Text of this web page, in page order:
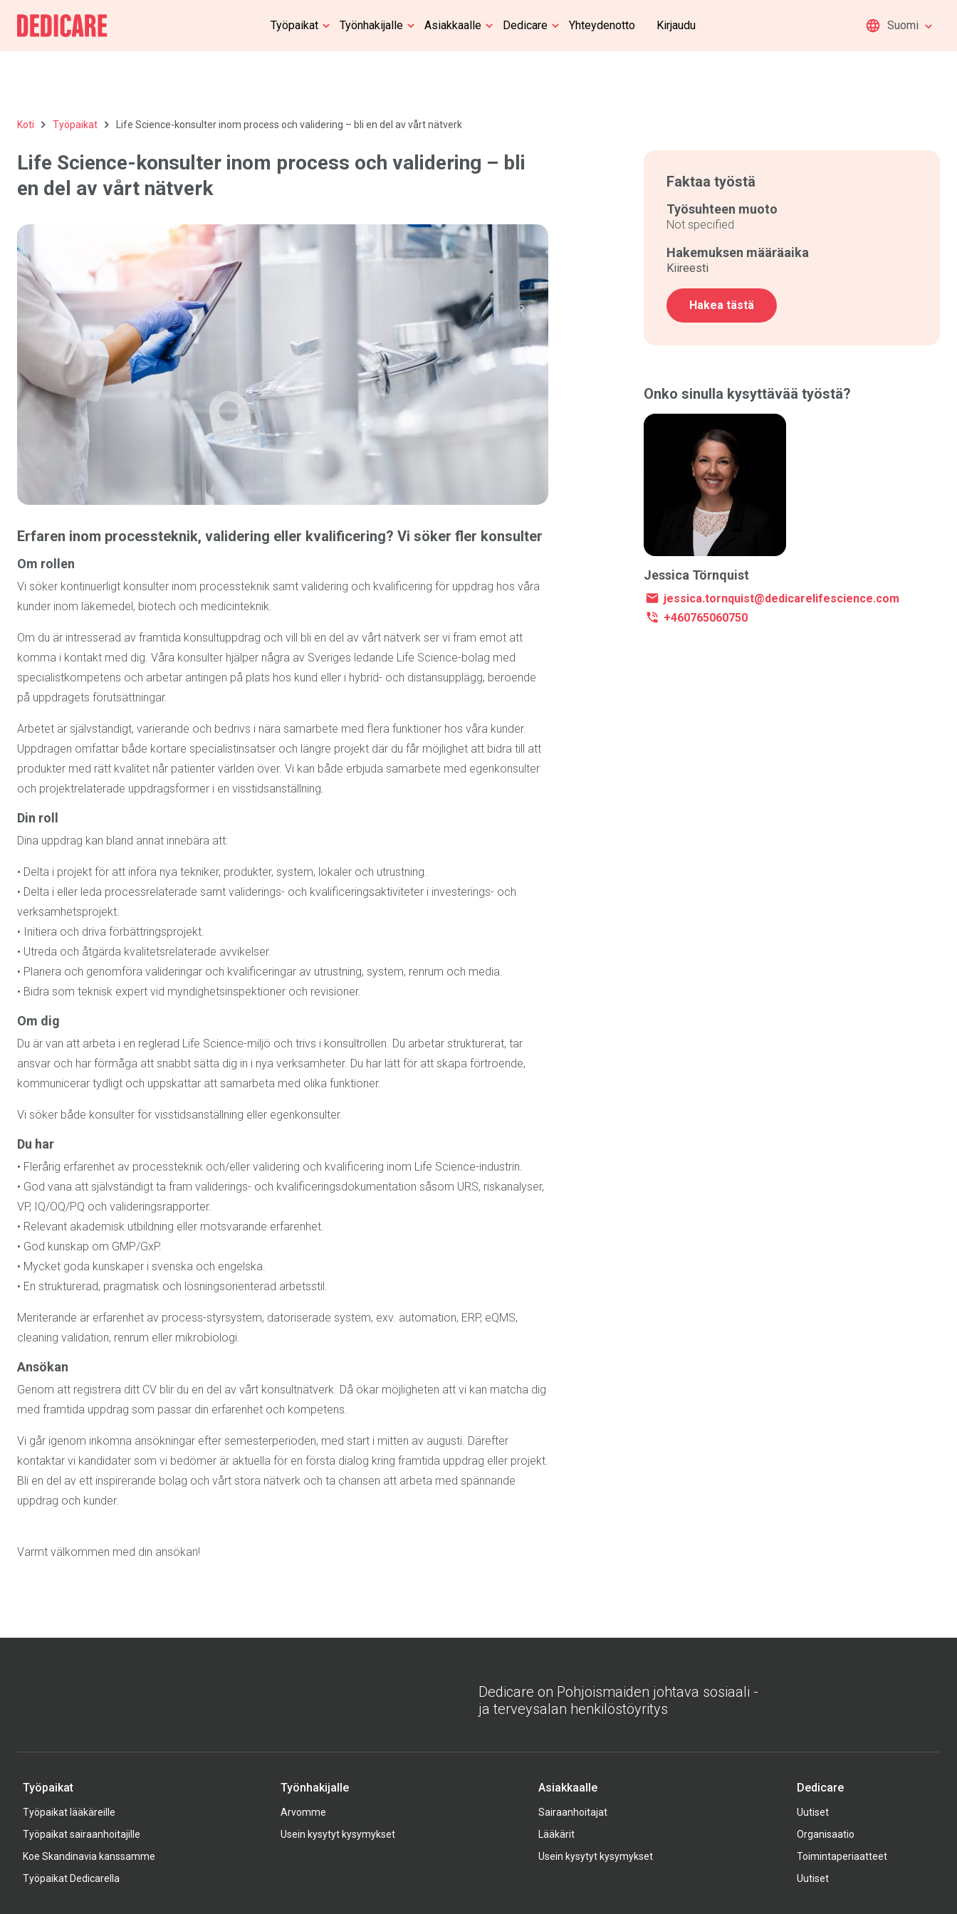
Työpaikat Työnhakijalle Asiakkaalle Dedicare Yhteydenotto Kirjaudu Suomi
Koti Työpaikat Life Science-konsulter inom process och validering – bli en del av vårt nätverk
Life Science-konsulter inom process och validering – bli
en del av vårt nätverk
Erfaren inom processteknik, validering eller kvalificering? Vi söker fler konsulter
Om rollen
Vi söker kontinuerligt konsulter inom processteknik samt validering och kvalificering för uppdrag hos våra
kunder inom läkemedel, biotech och medicinteknik.
Om du är intresserad av framtida konsultuppdrag och vill bli en del av vårt nätverk ser vi fram emot att
komma i kontakt med dig. Våra konsulter hjälper några av Sveriges ledande Life Science-bolag med
specialistkompetens och arbetar antingen på plats hos kund eller i hybrid- och distansupplägg, beroende
på uppdragets förutsättningar.
Arbetet är självständigt, varierande och bedrivs i nära samarbete med flera funktioner hos våra kunder.
Uppdragen omfattar både kortare specialistinsatser och längre projekt där du får möjlighet att bidra till att
produkter med rätt kvalitet når patienter världen över. Vi kan både erbjuda samarbete med egenkonsulter
och projektrelaterade uppdragsformer i en visstidsanställning.
Din roll
Dina uppdrag kan bland annat innebära att:
• Delta i projekt för att införa nya tekniker, produkter, system, lokaler och utrustning.
• Delta i eller leda processrelaterade samt validerings- och kvalificeringsaktiviteter i investerings- och
verksamhetsprojekt.
• Initiera och driva förbättringsprojekt.
• Utreda och åtgärda kvalitetsrelaterade avvikelser.
• Planera och genomföra valideringar och kvalificeringar av utrustning, system, renrum och media.
• Bidra som teknisk expert vid myndighetsinspektioner och revisioner.
Om dig
Du är van att arbeta i en reglerad Life Science-miljö och trivs i konsultrollen. Du arbetar strukturerat, tar
ansvar och har förmåga att snabbt sätta dig in i nya verksamheter. Du har lätt för att skapa förtroende,
kommunicerar tydligt och uppskattar att samarbeta med olika funktioner.
Vi söker både konsulter för visstidsanställning eller egenkonsulter.
Du har
• Flerårig erfarenhet av processteknik och/eller validering och kvalificering inom Life Science-industrin.
• God vana att självständigt ta fram validerings- och kvalificeringsdokumentation såsom URS, riskanalyser,
VP, IQ/OQ/PQ och valideringsrapporter.
• Relevant akademisk utbildning eller motsvarande erfarenhet.
• God kunskap om GMP/GxP.
• Mycket goda kunskaper i svenska och engelska.
• En strukturerad, pragmatisk och lösningsorienterad arbetsstil.
Meriterande är erfarenhet av process-styrsystem, datoriserade system, exv. automation, ERP, eQMS,
cleaning validation, renrum eller mikrobiologi.
Ansökan
Genom att registrera ditt CV blir du en del av vårt konsultnätverk. Då ökar möjligheten att vi kan matcha dig
med framtida uppdrag som passar din erfarenhet och kompetens.
Vi går igenom inkomna ansökningar efter semesterperioden, med start i mitten av augusti. Därefter
kontaktar vi kandidater som vi bedömer är aktuella för en första dialog kring framtida uppdrag eller projekt.
Bli en del av ett inspirerande bolag och vårt stora nätverk och ta chansen att arbeta med spännande
uppdrag och kunder.
Varmt välkommen med din ansökan!
Faktaa työstä
Työsuhteen muoto
Not specified
Hakemuksen määräaika
Kiireesti
Hakea tästä
Onko sinulla kysyttävää työstä?
Jessica Törnquist
jessica.tornquist@dedicarelifescience.com
+460765060750
Dedicare on Pohjoismaiden johtava sosiaali -
ja terveysalan henkilöstöyritys
Työpaikat
Työpaikat lääkäreille
Työpaikat sairaanhoitajille
Koe Skandinavia kanssamme
Työpaikat Dedicarella
Työnhakijalle
Arvomme
Usein kysytyt kysymykset
Asiakkaalle
Sairaanhoitajat
Lääkärit
Usein kysytyt kysymykset
Dedicare
Uutiset
Organisaatio
Toimintaperiaatteet
Uutiset